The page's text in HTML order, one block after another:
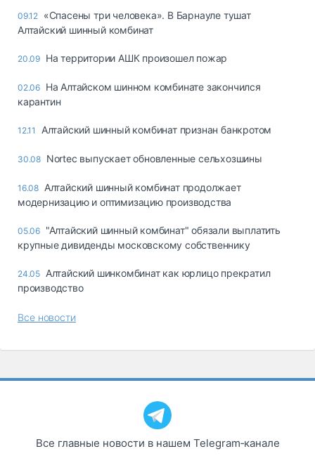
грузовые
терминалы
транспорт
Спецтехника
запчасти, шины
Топливо, масла и
автохимия
Дзен
09.12 «Спасены три человека». В Барнауле тушат
Алтайский шинный комбинат
20.09 На территории АШК произошел пожар
02.06 На Алтайском шинном комбинате закончился
карантин
12.11 Алтайский шинный комбинат признан банкротом
30.08 Nortec выпускает обновленные сельхозшины
16.08 Алтайский шинный комбинат продолжает
модернизацию и оптимизацию производства
05.06 "Алтайский шинный комбинат" обязали выплатить
крупные дивиденды московскому собственнику
24.05 Алтайский шинкомбинат как юрлицо прекратил
производство
Все новости
Все главные новости в нашем Telegram‑канале